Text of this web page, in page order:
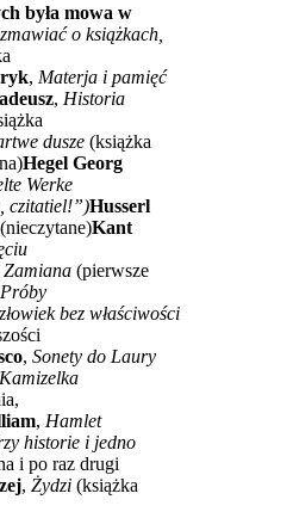
była mowa w
o książkach,
, Materja i pamięć
, Historia
dusze (książka
Hegel Georg
Werke
czitatiel!”)Husserl
(nieczytane)Kant
Zamiana (pierwsze
Próby
bez właściwości
, Sonety do Laury
Kamizelka
, Hamlet
historie i jedno
i po raz drugi
, Żydzi (książka